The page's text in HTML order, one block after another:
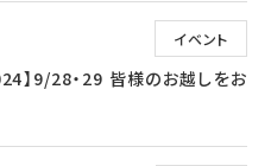
イベント
】9/28・29 皆様のお越しをお